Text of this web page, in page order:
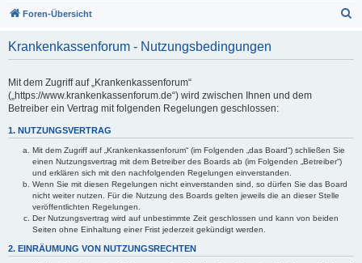
Foren-Übersicht
Krankenkassenforum - Nutzungsbedingungen
Mit dem Zugriff auf „Krankenkassenforum“
(„https://www.krankenkassenforum.de“) wird zwischen Ihnen und dem
Betreiber ein Vertrag mit folgenden Regelungen geschlossen:
1. NUTZUNGSVERTRAG
Mit dem Zugriff auf „Krankenkassenforum“ (im Folgenden „das Board“) schließen Sie
einen Nutzungsvertrag mit dem Betreiber des Boards ab (im Folgenden „Betreiber“)
und erklären sich mit den nachfolgenden Regelungen einverstanden.
Wenn Sie mit diesen Regelungen nicht einverstanden sind, so dürfen Sie das Board
nicht weiter nutzen. Für die Nutzung des Boards gelten jeweils die an dieser Stelle
veröffentlichten Regelungen.
Der Nutzungsvertrag wird auf unbestimmte Zeit geschlossen und kann von beiden
Seiten ohne Einhaltung einer Frist jederzeit gekündigt werden.
2. EINRÄUMUNG VON NUTZUNGSRECHTEN